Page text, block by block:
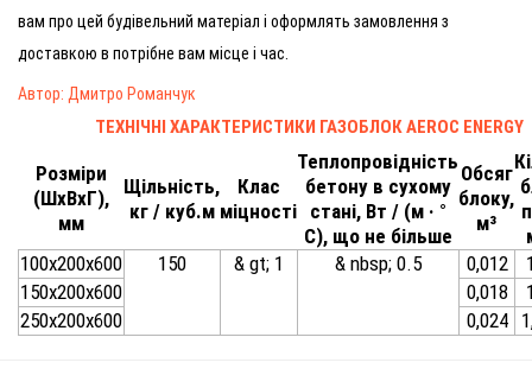
вам про цей будівельний матеріал і оформлять замовлення з
доставкою в потрібне вам місце і час.
Автор: Дмитро Романчук
ТЕХНІЧНІ ХАРАКТЕРИСТИКИ ГАЗОБЛОК AEROC ENERGY
Розміри
(ШхВхГ),
мм
Щільність,
кг / куб.м
Клас
міцності
Теплопровідність
бетону в сухому
стані, Вт / (м · °
С), що не більше
Обсяг
блоку,
м³
100х200х600
150 & gt; 1 & nbsp; 0.5 0,012
150х200х600
0,018
250х200х600
0,024